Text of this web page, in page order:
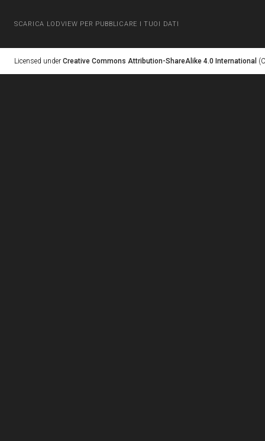
SCARICA LODVIEW PER PUBBLICARE I TUOI DATI
Licensed under Creative Commons Attribution-ShareAlike 4.0 International